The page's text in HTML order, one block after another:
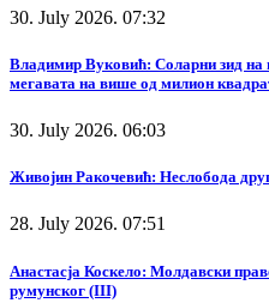
30. July 2026. 07:32
Владимир Вуковић: Соларни зид на
мегавата на више од милион
30. July 2026. 06:03
Живојин Ракочевић: Неслобода
28. July 2026. 07:51
Анастасја Коскело: Молдавски
румунског (III)